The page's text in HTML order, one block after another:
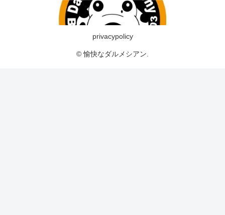
privacypolicy
© 愉快なダルメシアン.